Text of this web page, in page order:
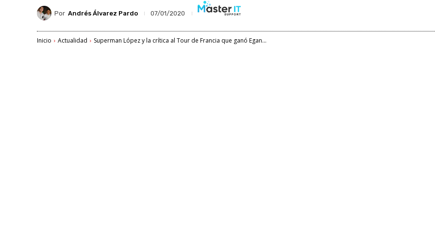
Por Andrés Álvarez Pardo 07/01/2020
Inicio Actualidad Superman López y la crítica al Tour de Francia que ganó Egan...